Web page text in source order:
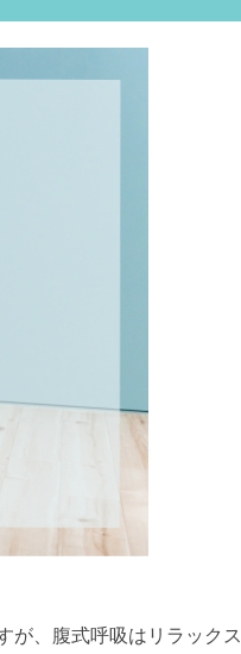
が、腹式呼吸はリラックス